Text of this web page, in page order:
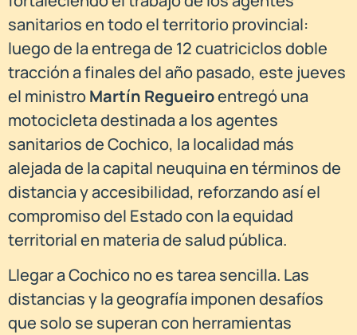
sanitarios en todo el territorio provincial:
luego de la entrega de 12 cuatriciclos doble
tracción a finales del año pasado, este jueves
el ministroMartín Regueiroentregó una
motocicleta destinada a los agentes
sanitarios de Cochico, la localidad más
alejada de la capital neuquina en términos de
distancia y accesibilidad, reforzando así el
compromiso del Estado con la equidad
territorial en materia de salud pública.
Llegar a Cochico no es tarea sencilla. Las
distancias y la geografía imponen desafíos
que solo se superan con herramientas